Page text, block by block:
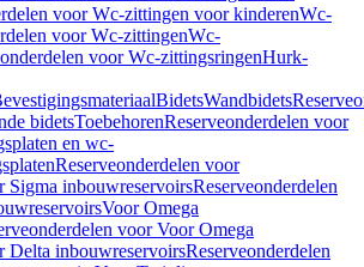
voor Wc-zittingen voor kinderenWc-
voor Wc-zittingenWc-
voor Wc-zittingsringenHurk-
BidetsWandbidets
bidetsToebehorenReserveonderdelen voor
en wc-
Reserveonderdelen voor
Sigma inbouwreservoirsReserveonderdelen
Voor Omega
voor Voor Omega
Delta inbouwreservoirsReserveonderdelen